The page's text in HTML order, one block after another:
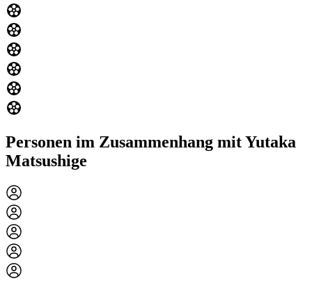
Personen im Zusammenhang mit Yutaka
Matsushige